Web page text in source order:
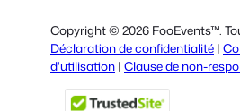
Spanish
Italian
Portuguese
Copyright © 2026 FooEvents™.
Déclaration de confidentialité |
d'utilisation | Clause de non-